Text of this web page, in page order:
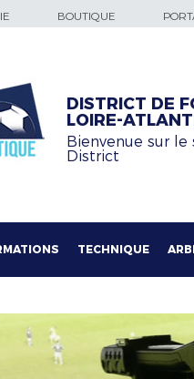
BOUTIQUE
DISTRICT DE
LOIRE-
Bienvenue sur
District
TECHNIQUE